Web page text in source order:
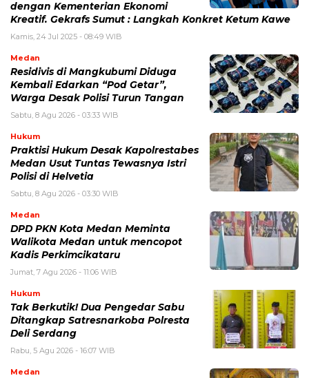
dengan Kementerian Ekonomi
Kreatif. Gekrafs Sumut : Langkah Konkret Ketum Kawe
Kamis, 24 Jul 2025 - 08:49 WIB
Medan
Residivis di Mangkubumi Diduga
Kembali Edarkan “Pod Getar”,
Warga Desak Polisi Turun Tangan
Sabtu, 8 Agu 2026 - 03:33 WIB
Hukum
Praktisi Hukum Desak Kapolrestabes
Medan Usut Tuntas Tewasnya Istri
Polisi di Helvetia
Sabtu, 8 Agu 2026 - 03:30 WIB
Medan
DPD PKN Kota Medan Meminta
Walikota Medan untuk mencopot
Kadis Perkimcikataru
Jumat, 7 Agu 2026 - 11:06 WIB
Hukum
Tak Berkutik! Dua Pengedar Sabu
Ditangkap Satresnarkoba Polresta
Deli Serdang
Rabu, 5 Agu 2026 - 16:07 WIB
Medan